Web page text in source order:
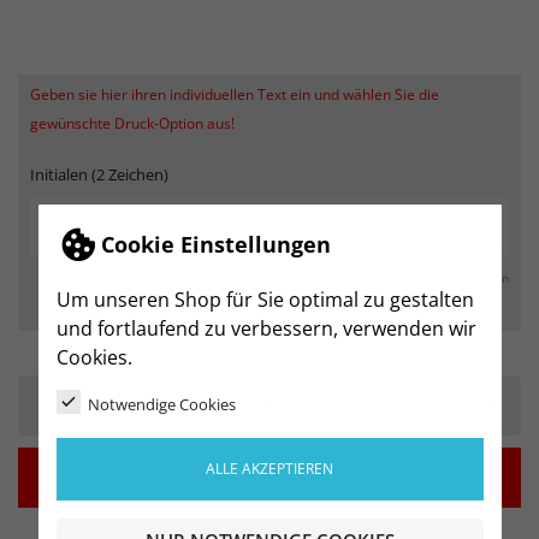
Cookie Einstellungen
Um unseren Shop für Sie optimal zu gestalten
und fortlaufend zu verbessern, verwenden wir
Cookies.
Notwendige Cookies
ALLE AKZEPTIEREN
Geben sie hier ihren individuellen Text ein und wählen Sie die
gewünschte Druck-Option aus!
Initialen (2 Zeichen)
max. 250 Zeichen
IN DEN WARENKORB